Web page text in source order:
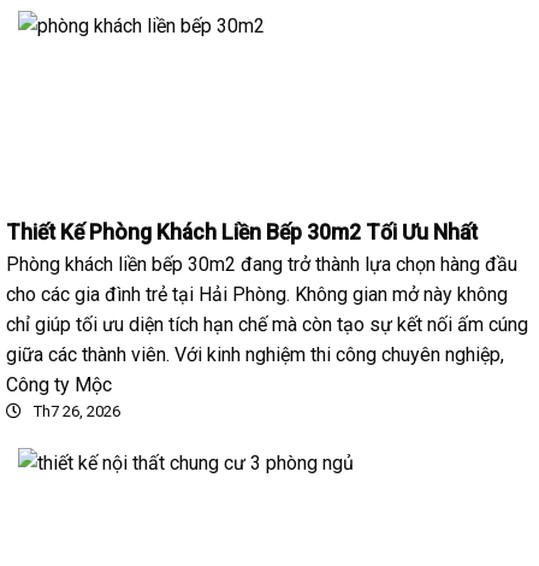
Thiết Kế Phòng Khách Liền Bếp 30m2 Tối Ưu Nhất
Phòng khách liền bếp 30m2 đang trở thành lựa chọn hàng đầu
cho các gia đình trẻ tại Hải Phòng. Không gian mở này không
chỉ giúp tối ưu diện tích hạn chế mà còn tạo sự kết nối ấm cúng
giữa các thành viên. Với kinh nghiệm thi công chuyên nghiệp,
Công ty Mộc
Th7 26, 2026